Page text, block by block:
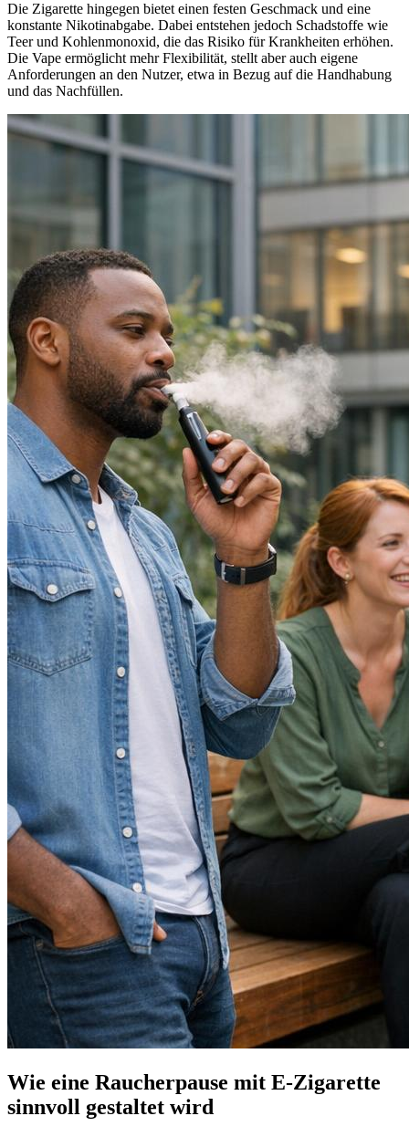
Die Zigarette hingegen bietet einen festen Geschmack und eine
konstante Nikotinabgabe. Dabei entstehen jedoch Schadstoffe wie
Teer und Kohlenmonoxid, die das Risiko für Krankheiten erhöhen.
Die Vape ermöglicht mehr Flexibilität, stellt aber auch eigene
Anforderungen an den Nutzer, etwa in Bezug auf die Handhabung
und das Nachfüllen.
Wie eine Raucherpause mit E-Zigarette
sinnvoll gestaltet wird